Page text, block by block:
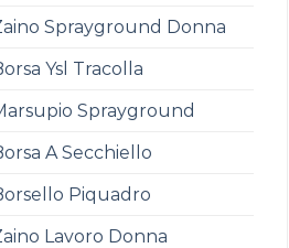
Sprayground Donna
Ysl Tracolla
Sprayground
A Secchiello
Piquadro
Lavoro Donna